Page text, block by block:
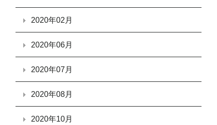
2020年02月
2020年06月
2020年07月
2020年08月
2020年10月